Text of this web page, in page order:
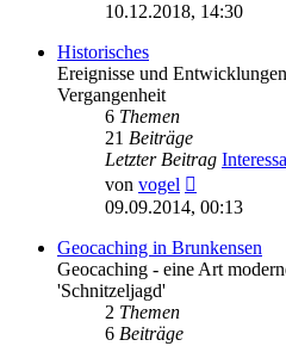
Beitrag
10.12.2018, 14:30
Historisches
Ereignisse und
Vergangenheit
6 Themen
21 Beiträge
Letzter Beitrag
von vogel
Beitrag
09.09.2014, 00:13
Geocaching in Brunkensen
Geocaching - eine Art
'Schnitzeljagd'
2 Themen
6 Beiträge